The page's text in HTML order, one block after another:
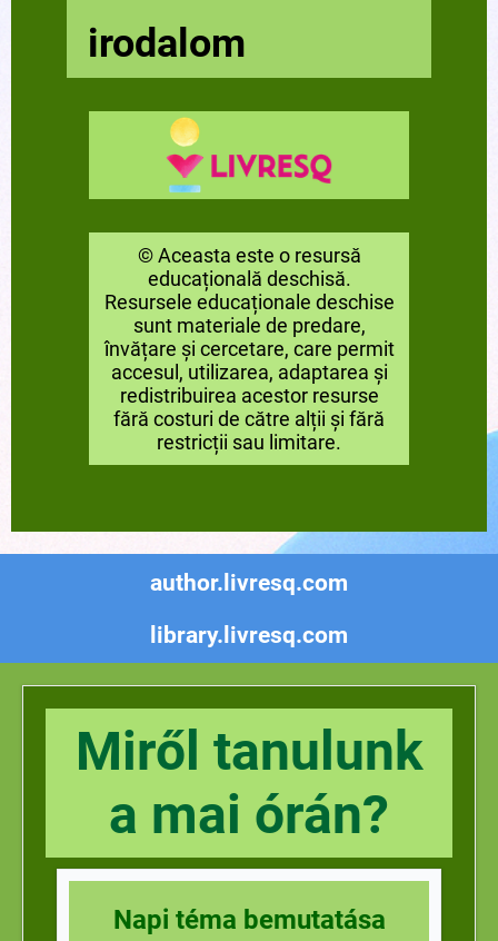
irodalom
© Aceasta este o resursă
educațională deschisă.
Resursele educaționale deschise
sunt materiale de predare,
învățare și cercetare, care permit
accesul, utilizarea, adaptarea și
redistribuirea acestor resurse
fără costuri de către alții și fără
restricții sau limitare.
author.livresq.com
library.livresq.com
Miről tanulunk
a mai órán?
Napi téma bemutatása